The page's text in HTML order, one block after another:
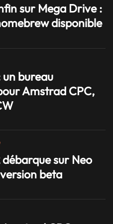
sur Mega Drive :
disponible
un bureau
Amstrad CPC,
sur Neo
beta